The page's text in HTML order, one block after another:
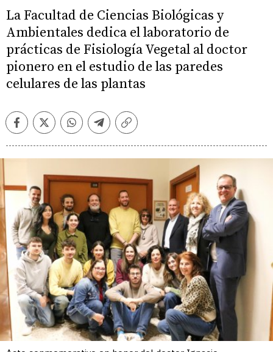
La Facultad de Ciencias Biológicas y
Ambientales dedica el laboratorio de
prácticas de Fisiología Vegetal al doctor
pionero en el estudio de las paredes
celulares de las plantas
FacebookTwitterWhatsappTelegramCopiar